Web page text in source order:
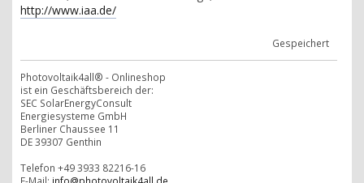
http://www.iaa.de/
Gespeichert
Photovoltaik4all® - Onlineshop
ist ein Geschäftsbereich der:
SEC SolarEnergyConsult
Energiesysteme GmbH
Berliner Chaussee 11
DE 39307 Genthin
Telefon +49 3933 82216-16